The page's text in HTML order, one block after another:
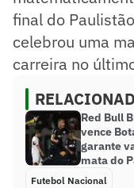
final do
celebrou uma
carreira no
Red Bull
vence
garante
mata do
Futebol Nacional